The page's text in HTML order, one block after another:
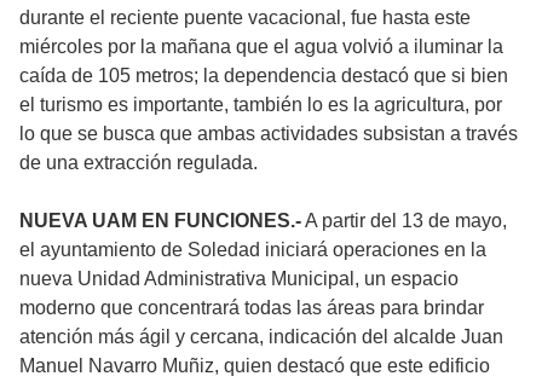
durante el reciente puente vacacional, fue hasta este
miércoles por la mañana que el agua volvió a iluminar la
caída de 105 metros; la dependencia destacó que si bien
el turismo es importante, también lo es la agricultura, por
lo que se busca que ambas actividades subsistan a través
de una extracción regulada.
NUEVA UAM EN FUNCIONES.-A partir del 13 de mayo,
el ayuntamiento de Soledad iniciará operaciones en la
nueva Unidad Administrativa Municipal, un espacio
moderno que concentrará todas las áreas para brindar
atención más ágil y cercana, indicación del alcalde Juan
Manuel Navarro Muñiz, quien destacó que este edificio